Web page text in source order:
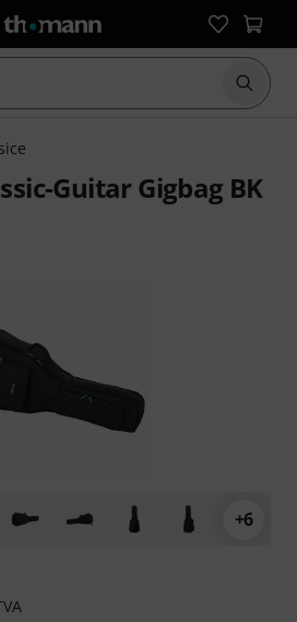
Guitar Gigbag BK
stele din 2135 evaluări ale clienților
+6